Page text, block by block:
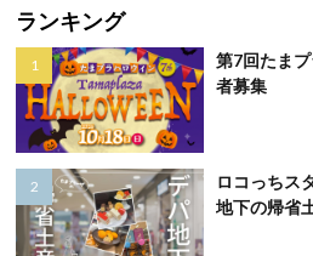
ランキング
第7回たま
者募集
ロコっちス
地下の帰省